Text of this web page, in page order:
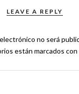
LEAVE A REPLY
no será
están marcados con